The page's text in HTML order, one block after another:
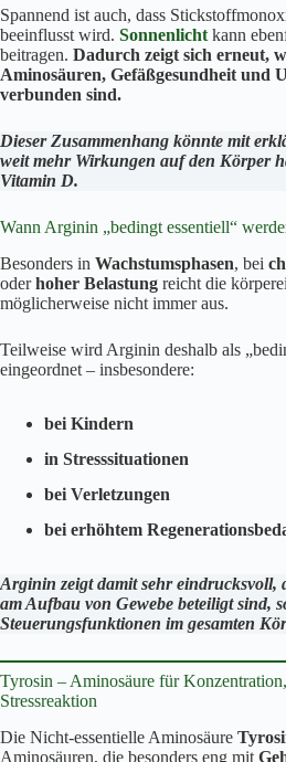
Spannend ist auch, dass
beeinflusst wird. Sonnenlicht kann
beitragen. Dadurch zeigt sich erneut,
Aminosäuren, Gefäßgesundheit und
verbunden sind.
Dieser Zusammenhang könnte mit
weit mehr Wirkungen auf den Körper
Vitamin D.
Wann Arginin „bedingt essentiell“
Besonders in Wachstumsphasen, bei
oderhoher Belastung reicht die
möglicherweise nicht immer aus.
Teilweise wird Arginin deshalb als
eingeordnet – insbesondere:
bei Kindern
in Stresssituationen
bei Verletzungen
bei erhöhtem
Arginin zeigt damit sehr eindrucksvoll,
am Aufbau von Gewebe beteiligt sind,
Steuerungsfunktionen im gesamten
Tyrosin – Aminosäure für
Stressreaktion
Die Nicht-essentielle Aminosäure
Aminosäuren, die besonders eng mit